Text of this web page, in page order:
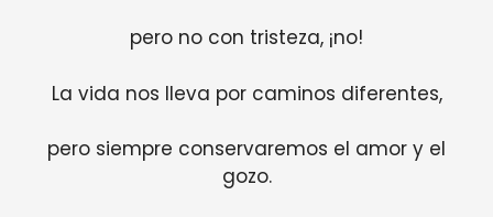
pero no con tristeza, ¡no!
La vida nos lleva por caminos diferentes,
pero siempre conservaremos el amor y el
gozo.